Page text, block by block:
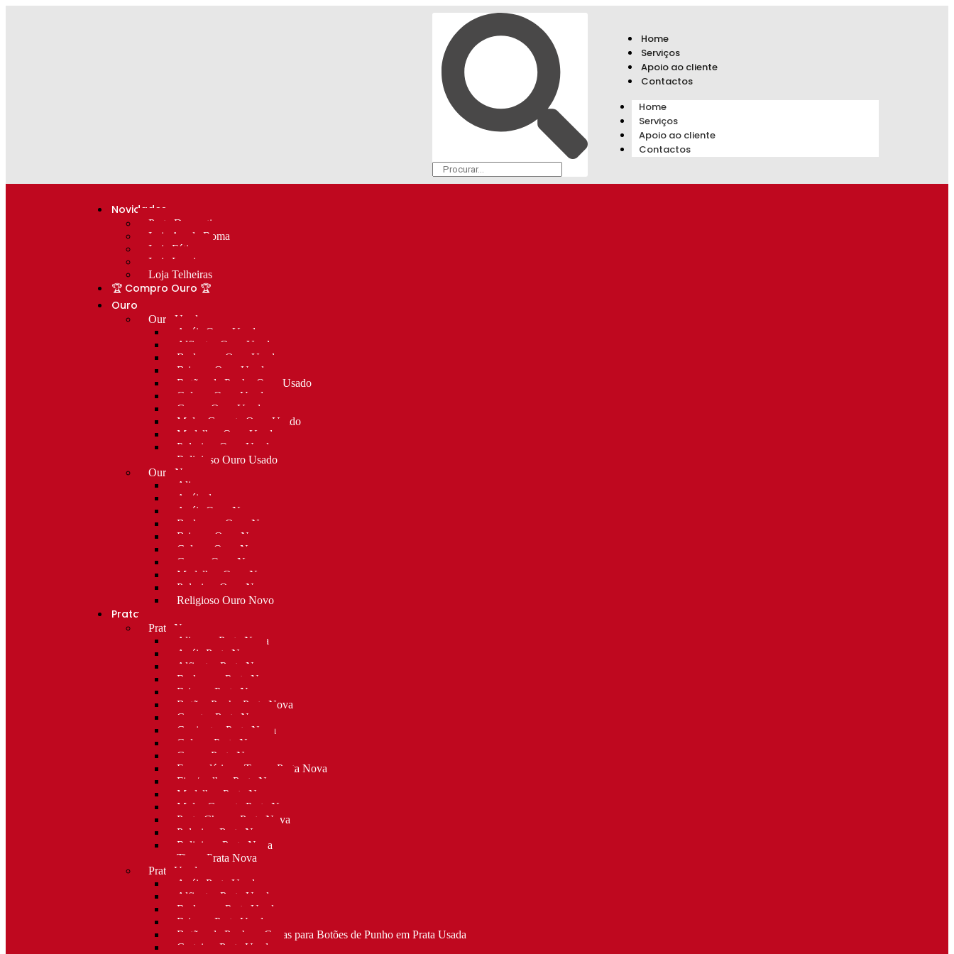
Home
Serviços
Apoio ao cliente
Contactos
Home
Serviços
Apoio ao cliente
Contactos
Novidades
Prata Decorativa
Loja Av. de Roma
Loja Fátima
Loja Lumiar
Loja Telheiras
🏆 Compro Ouro 🏆
Ouro
Ouro Usado
Anéis Ouro Usado
Alfinetes Ouro Usado
Berloques Ouro Usado
Brincos Ouro Usado
Botões de Punho Ouro Usado
Colares Ouro Usado
Cruzes Ouro Usado
Molas Gravata Ouro Usado
Medalhas Ouro Usado
Pulseiras Ouro Usado
Religioso Ouro Usado
Ouro Novo
Alianças
Anéis de curso
Anéis Ouro Novo
Berloques Ouro Novo
Brincos Ouro Novo
Colares Ouro Novo
Cruzes Ouro Novo
Medalhas Ouro Novo
Pulseiras Ouro Novo
Religioso Ouro Novo
Prata
Prata Nova
Alianças Prata Nova
Anéis Prata Nova
Alfinetes Prata Nova
Berloques Prata Nova
Brincos Prata Nova
Botões Punho Prata Nova
Canetas Prata Nova
Conjuntos Prata Nova
Colares Prata Nova
Cruzes Prata Nova
Escapulários e Terços Prata Nova
Fios/malhas Prata Nova
Medalhas Prata Nova
Molas Gravata Prata Nova
Porta-Chaves Prata Nova
Pulseiras Prata Nova
Religioso Prata Nova
Tiaras Prata Nova
Prata Usada
Anéis Prata Usada
Alfinetes Prata Usada
Berloques Prata Usada
Brincos Prata Usada
Botões de Punho e Capas para Botões de Punho em Prata Usada
Carteiras Prata Usada